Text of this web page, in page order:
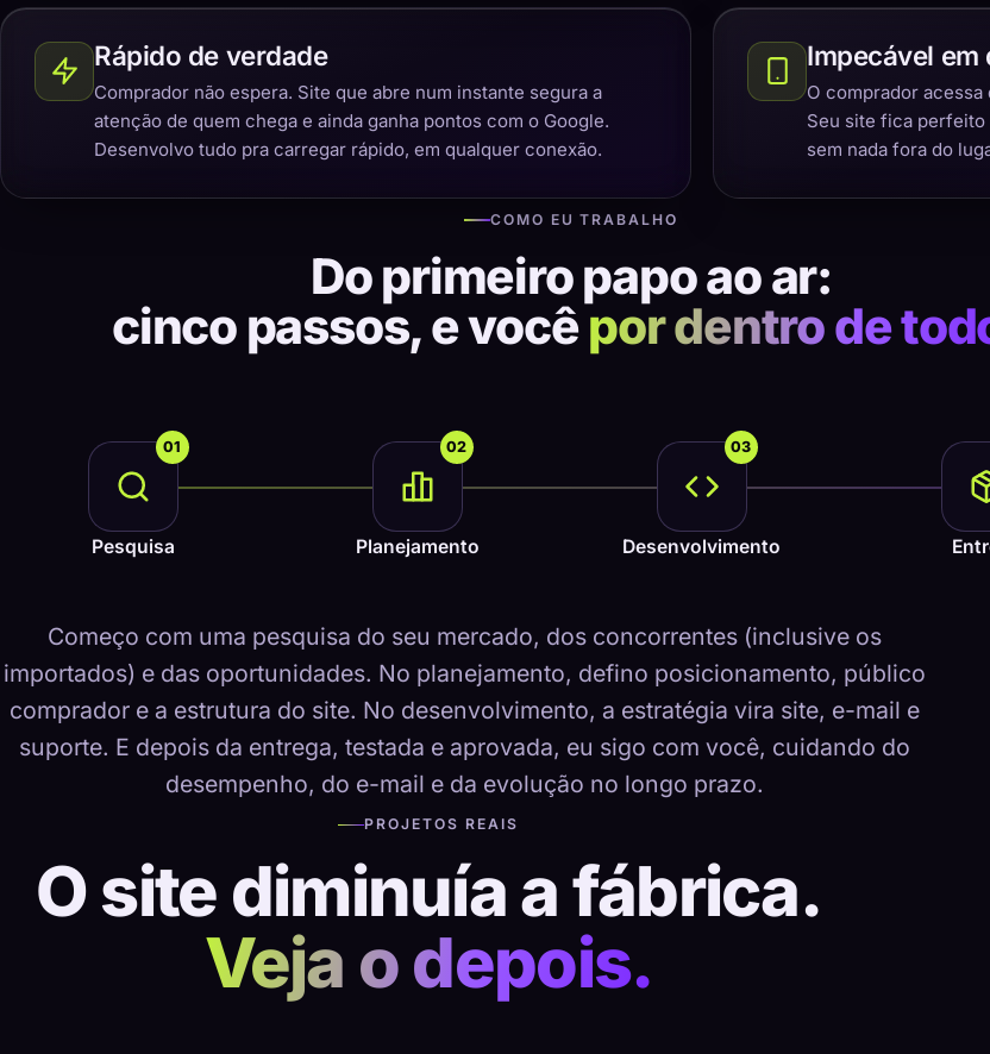
Rápido de verdade
Comprador não espera. Site que abre num instante segura a
atenção de quem chega e ainda ganha pontos com o Google.
Desenvolvo tudo pra carregar rápido, em qualquer conexão.
Impecável em
O comprador
Seu site fica perfeito
sem nada fora do
COMO EU TRABALHO
Do primeiro papo ao ar:
cinco passos, e vocêpor dentro de
01
Pesquisa
02
Planejamento
03
Desenvolvimento
Começo com uma pesquisa do seu mercado, dos concorrentes (inclusive os
importados) e das oportunidades. No planejamento, defino posicionamento, público
comprador e a estrutura do site. No desenvolvimento, a estratégia vira site, e-mail e
suporte. E depois da entrega, testada e aprovada, eu sigo com você, cuidando do
desempenho, do e-mail e da evolução no longo prazo.
PROJETOS REAIS
O site diminuía a fábrica.
Veja o depois.